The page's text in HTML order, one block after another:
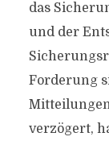
das
und der
Forderung
verzögert,